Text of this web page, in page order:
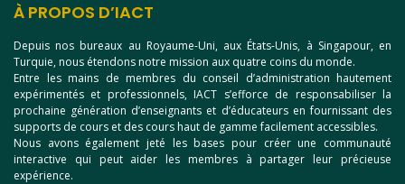
À PROPOS D’IACT
Depuis nos bureaux au Royaume-Uni, aux États-Unis, à Singapour, en
Turquie, nous étendons notre mission aux quatre coins du monde.
Entre les mains de membres du conseil d’administration hautement
expérimentés et professionnels, IACT s’efforce de responsabiliser la
prochaine génération d’enseignants et d’éducateurs en fournissant des
supports de cours et des cours haut de gamme facilement accessibles.
Nous avons également jeté les bases pour créer une communauté
interactive qui peut aider les membres à partager leur précieuse
expérience.